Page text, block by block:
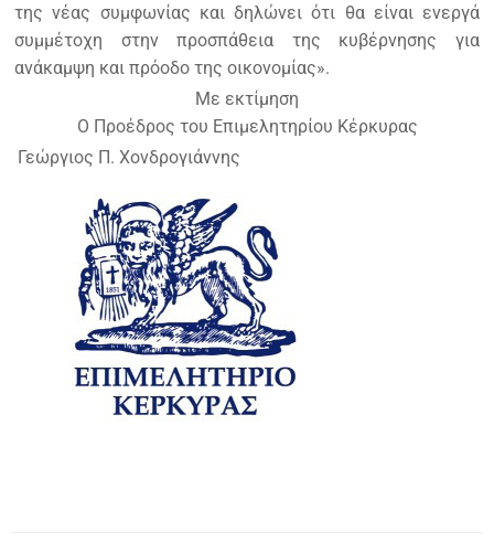
της νέας συμφωνίας και δηλώνει ότι θα είναι ενεργά
συμμέτοχη στην προσπάθεια της κυβέρνησης για
ανάκαμψη και πρόοδο της οικονομίας».
Με εκτίμηση
Ο Προέδρος του Επιμελητηρίου Κέρκυρας
Γεώργιος Π. Χονδρογιάννης